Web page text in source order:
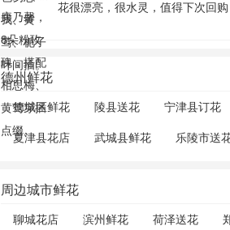
花很漂亮，很水灵，值得下次回购
德州鲜花
德城区鲜花 陵县送花 宁津县订花
夏津县花店 武城县鲜花 乐陵市送
周边城市鲜花
聊城花店 滨州鲜花 荷泽送花